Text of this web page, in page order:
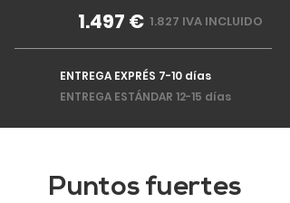
1.497 € 1.827 IVA INCLUIDO
ENTREGA EXPRÉS 7-10 días
ENTREGA ESTÁNDAR 12-15 días
Puntos fuertes